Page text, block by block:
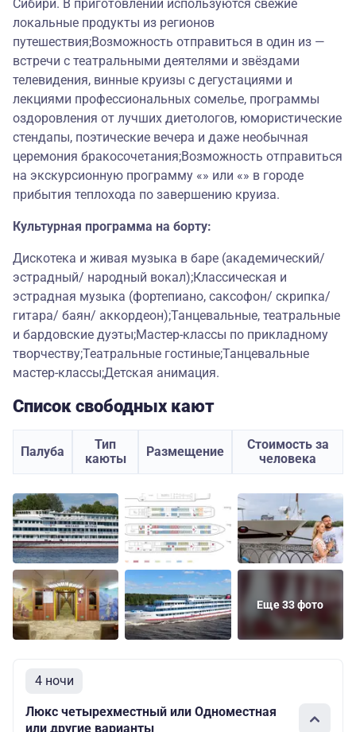
Сибири. В приготовлении используются свежие
локальные продукты из регионов
путешествия;Возможность отправиться в один из —
встречи с театральными деятелями и звёздами
телевидения, винные круизы с дегустациями и
лекциями профессиональных сомелье, программы
оздоровления от лучших диетологов, юмористические
стендапы, поэтические вечера и даже необычная
церемония бракосочетания;Возможность отправиться
на экскурсионную программу «» или «» в городе
прибытия теплохода по завершению круиза.
Культурная программа на борту:
Дискотека и живая музыка в баре (академический/
эстрадный/ народный вокал);Классическая и
эстрадная музыка (фортепиано, саксофон/ скрипка/
гитара/ баян/ аккордеон);Танцевальные, театральные
и бардовские дуэты;Мастер-классы по прикладному
творчеству;Театральные гостиные;Танцевальные
мастер-классы;Детская анимация.
Список свободных кают
Палуба
Тип
каюты
Размещение
Стоимость за
человека
Еще 33 фото
4 ночи
Люкс четырехместный или Одноместная
или другие варианты